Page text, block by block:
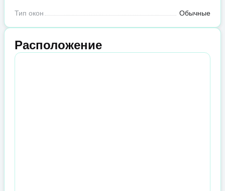
Тип окон Обычные
Расположение